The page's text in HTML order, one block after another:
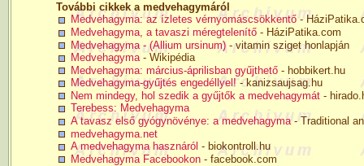
További cikkek a medvehagymáról
Medvehagyma: az ízletes vérnyomáscsökkentő-
Medvehagyma, a tavaszi méregtelenítő- HáziPatika.com
Medvehagyma - (Allium ursinum)- vitamin sziget honlapján
Medvehagyma- Wikipédia
Medvehagyma: március-áprilisban gyűjthető- hobbikert.hu
Medvehagyma-gyűjtés engedéllyel!- kanizsaujsag.hu
Nem mindegy, hol szedik a gyűjtők a medvehagymát-
Terebess: Medvehagyma
A tavasz első gyógynövénye: a medvehagyma- Traditional
medvehagyma.net
A medvehagyma hasznáról - biokontroll.hu
Medvehagyma Facebookon- facebook.com